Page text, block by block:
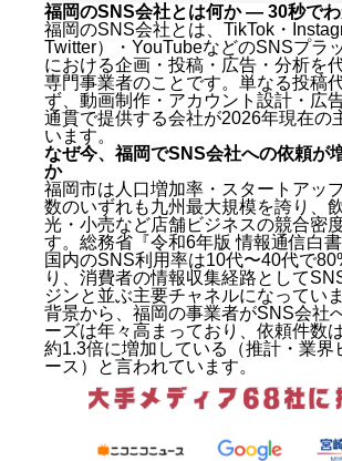
福岡のSNS会社とは何か — 30秒で
福岡のSNS会社とは、TikTok・
Twitter）・YouTubeなどのSNSプラ
における企画・投稿・広告・分析を
専門事業者のことです。単なる投稿
ず、動画制作・アカウント設計・広
通貫で提供する会社が2026年現在の
います。
なぜ今、福岡でSNS会社への依頼が
か
福岡市は人口増加率・スタートアッ
数のいずれも九州最大規模を誇り、
光・小売など店舗ビジネスの競合密
す。総務省『令和6年版 情報通信白書
国内のSNS利用率は10代〜40代で
り、消費者の情報収集経路として
ジンと並ぶ主要チャネルになってい
背景から、福岡の事業者がSNS会社
ーズは年々高まっており、依頼件数
約1.3倍に増加している（推計・業界
ース）と言われています。